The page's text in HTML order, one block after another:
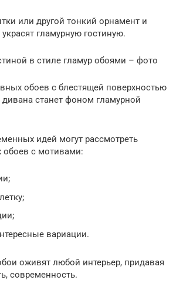
или другой тонкий орнамент и
гламурную гостиную.
в стиле гламур обоями – фото
обоев с блестящей поверхностью
дивана станет фоном гламурной
идей могут рассмотреть
обоев с мотивами:
вариации.
оживят любой интерьер, придавая
современность.